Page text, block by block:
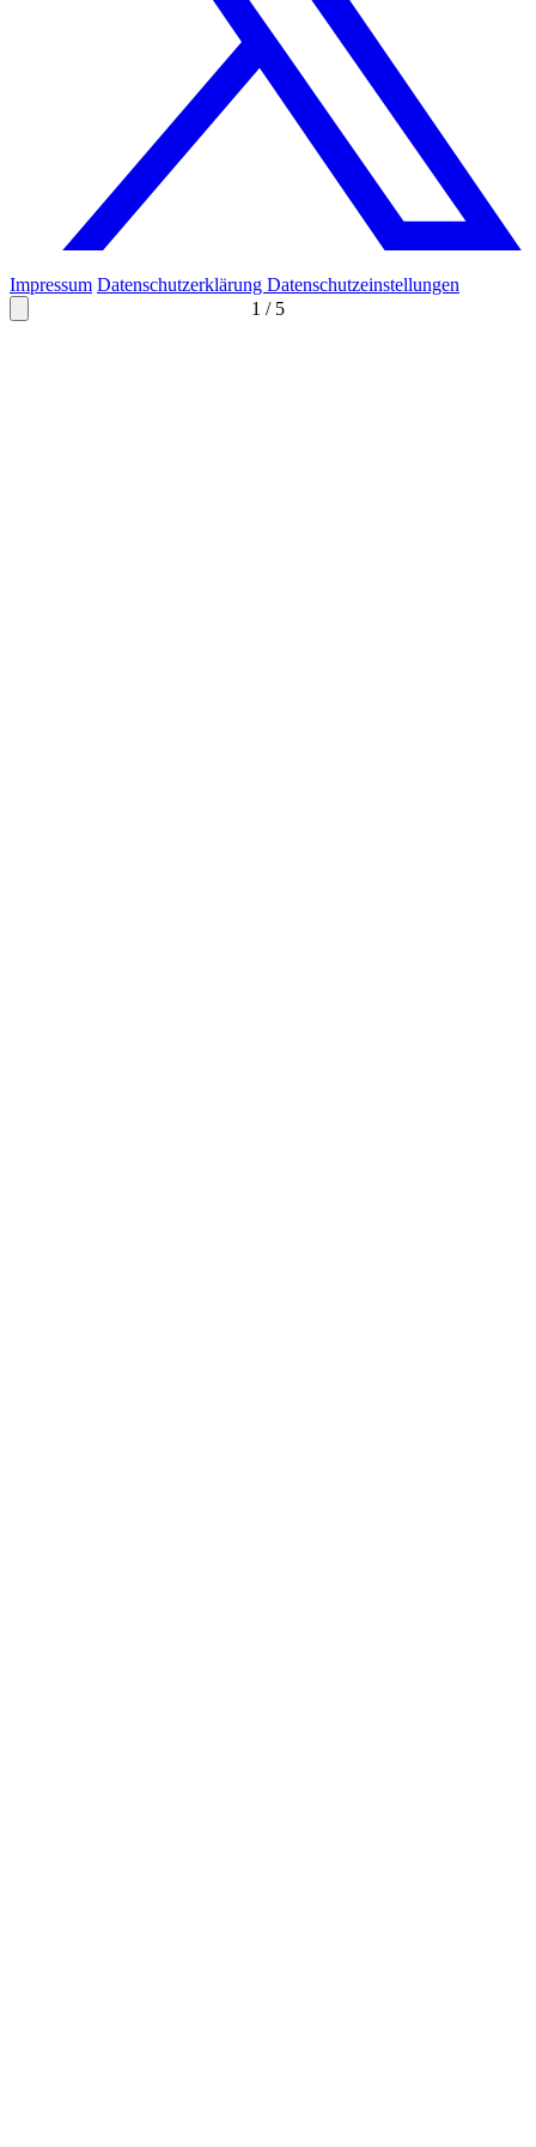
1 / 5
Impressum Datenschutzerklärung Datenschutzeinstellungen